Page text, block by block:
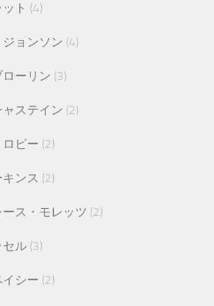
ト (4)
ジョンソン (4)
ーリン (3)
ステイン (2)
ビー (2)
ンス (2)
ス・モレッツ (2)
セル (3)
シー (2)